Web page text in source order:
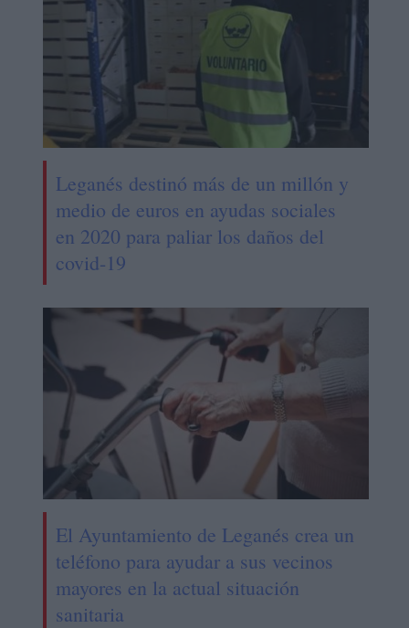
Leganés destinó más de un millón y
medio de euros en ayudas sociales
en 2020 para paliar los daños del
covid-19
El Ayuntamiento de Leganés crea un
teléfono para ayudar a sus vecinos
mayores en la actual situación
sanitaria